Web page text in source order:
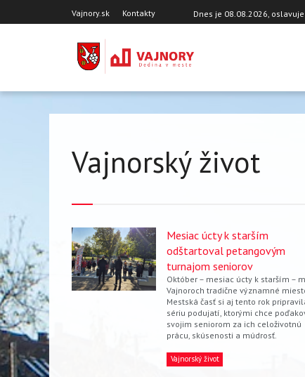
na
Hlavička
Vajnory.sk Kontakty Dnes je 08.08.2026 , oslavuje
Vajnorský život
Mesiac úcty k starším
odštartoval petangovým
turnajom seniorov
Október – mesiac úcty k starším –
Vajnoroch tradične významné
Mestská časť si aj tento rok
sériu podujatí, ktorými chce
svojim seniorom za ich celoživotnú
prácu, skúsenosti a múdrosť.
Vajnorský život